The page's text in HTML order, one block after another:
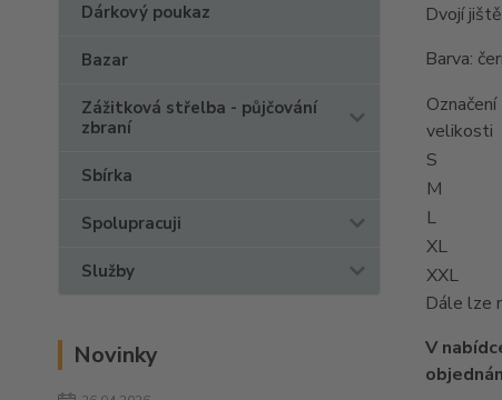
Dárkový poukaz
Bazar
Zážitková střelba - půjčování
zbraní
Sbírka
Spolupracuji
Služby
Novinky
Dvojí
Barva:
Označení
velikosti
S
M
L
XL
XXL
Dále lze
V